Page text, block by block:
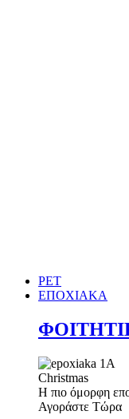
PET
ΕΠΟΧΙΑΚΑ
Christmas
Η πιο όμορφη
Αγοράστε Τώρα